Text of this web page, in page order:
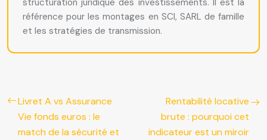
référence pour les montages en SCI, SARL de famille
et les stratégies de transmission.
Livret A vs Assurance
Vie fonds euros : le
match de la sécurité et
Rentabilité locative
brute : pourquoi cet
indicateur est un miroir